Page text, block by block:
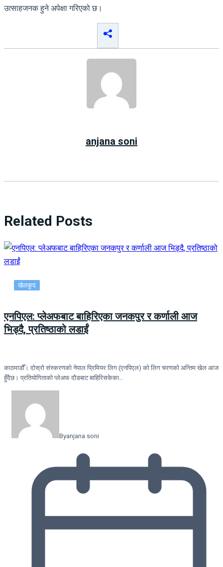
उत्साहजनक हुने अपेक्षा गरिएको छ।
anjana soni
Related Posts
खेलकुद
एनपिएल: प्लेअफबाट बाहिरिएका जनकपुर र कर्णाली आज
भिड्दै, प्रतिष्ठाको लडाईं
काठमाडौँ। दोस्रो संस्करणको नेपाल प्रिमियर लिग (एनपिएल) को लिग चरणको अन्तिम खेल आज
हुँदैछ। प्रतियोगिताको प्लेअफ दौडबाट बाहिरिसकेका…
Byanjana soni